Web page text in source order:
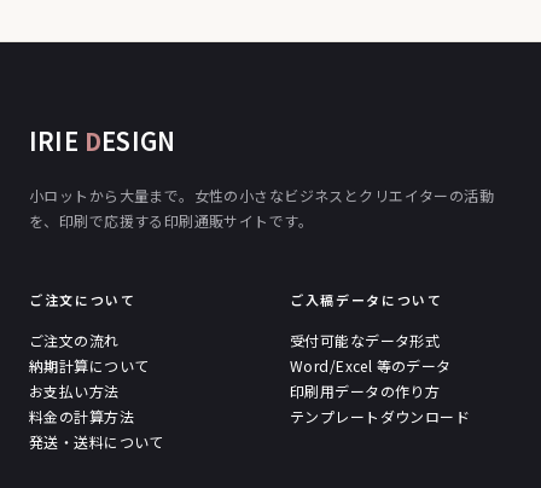
IRIE DESIGN
小ロットから大量まで。女性の小さなビジネスとクリエイターの活動
を、印刷で応援する印刷通販サイトです。
ご注文について
ご注文の流れ
納期計算について
お支払い方法
料金の計算方法
発送・送料について
ご入稿データについて
受付可能なデータ形式
Word/Excel 等のデータ
印刷用データの作り方
テンプレートダウンロード